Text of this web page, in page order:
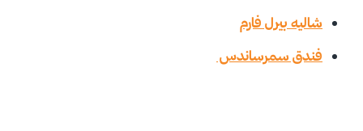
شاليه بيرل فارم
فندق سمرساندس